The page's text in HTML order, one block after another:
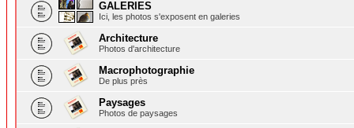
GALERIES
Ici, les photos s'exposent en galeries
Architecture
Photos d'architecture
Macrophotographie
De plus près
Paysages
Photos de paysages